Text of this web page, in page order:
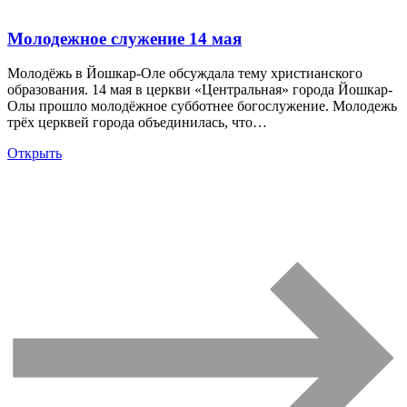
Молодежное служение 14 мая
Молодёжь в Йошкар-Оле обсуждала тему христианского
образования. 14 мая в церкви «Центральная» города Йошкар-
Олы прошло молодёжное субботнее богослужение. Молодежь
трёх церквей города объединилась, что…
Открыть